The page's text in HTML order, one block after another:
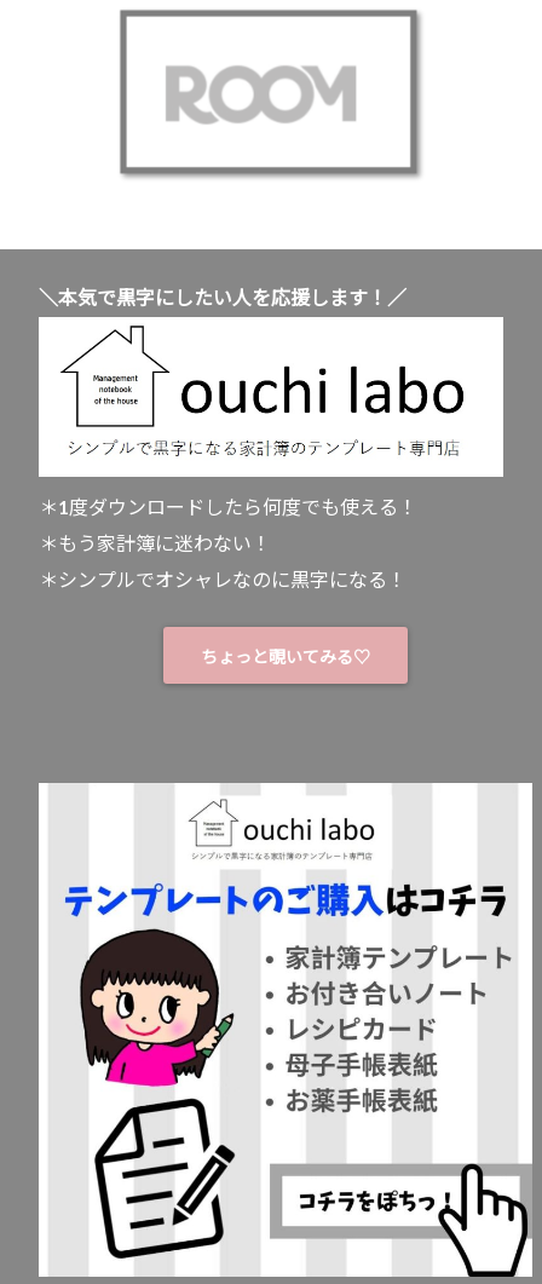
＼本気で黒字にしたい人を応援します！／
＊1度ダウンロードしたら何度でも使える！
＊もう家計簿に迷わない！
＊シンプルでオシャレなのに黒字になる！
ちょっと覗いてみる♡